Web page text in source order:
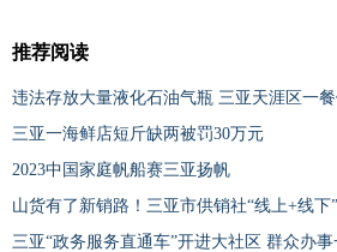
推荐阅读
违法存放大量液化石油气瓶 三亚天涯区一
三亚一海鲜店短斤缺两被罚30万元
2023中国家庭帆船赛三亚扬帆
山货有了新销路！三亚市供销社“线上+线下
三亚“政务服务直通车”开进大社区 群众办事